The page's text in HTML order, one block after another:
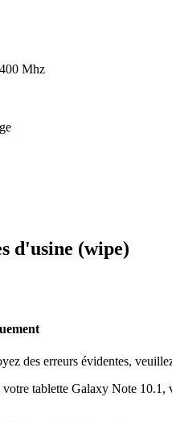
Mhz
d'usine (wipe)
des erreurs évidentes,
tablette Galaxy Note 10.1,